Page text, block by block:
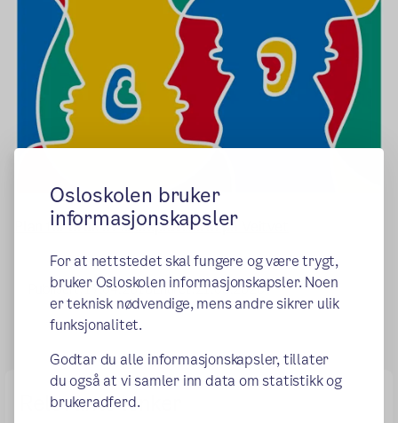
Osloskolen bruker
informasjonskapsler
For at nettstedet skal fungere og være trygt,
bruker Osloskolen informasjonskapsler. Noen
er teknisk nødvendige, mens andre sikrer ulik
funksjonalitet.
Godtar du alle informasjonskapsler, tillater
du også at vi samler inn data om statistikk og
brukeradferd.
Plan for bruk av skoleplattform på Veitvet
Publisert:17.04.2018Endret:21.08.2020
Relevante lenker